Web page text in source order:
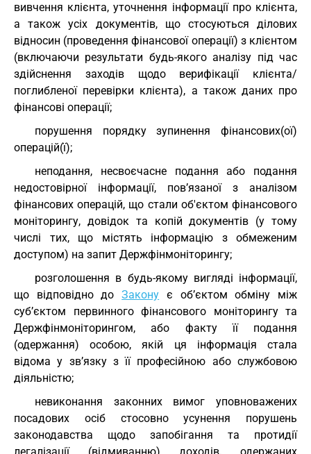
вивчення клієнта, уточнення інформації про клієнта,
а також усіх документів, що стосуються ділових
відносин (проведення фінансової операції) з клієнтом
(включаючи результати будь-якого аналізу під час
здійснення заходів щодо верифікації клієнта/
поглибленої перевірки клієнта), а також даних про
фінансові операції;
порушення порядку зупинення фінансових(ої)
операцій(ї);
неподання, несвоєчасне подання або подання
недостовірної інформації, пов’язаної з аналізом
фінансових операцій, що стали об'єктом фінансового
моніторингу, довідок та копій документів (у тому
числі тих, що містять інформацію з обмеженим
доступом) на запит Держфінмоніторингу;
розголошення в будь-якому вигляді інформації,
що відповідно доЗакону є об’єктом обміну між
суб’єктом первинного фінансового моніторингу та
Держфінмоніторингом, або факту її подання
(одержання) особою, якій ця інформація стала
відома у зв’язку з її професійною або службовою
діяльністю;
невиконання законних вимог уповноважених
посадових осіб стосовно усунення порушень
законодавства щодо запобігання та протидії